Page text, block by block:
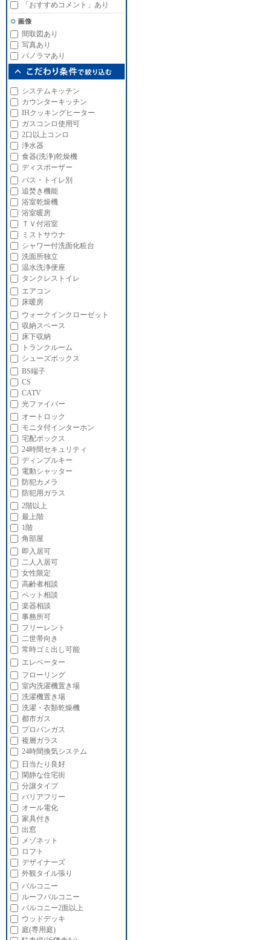
「おすすめコメント」あり
間取図あり
写真あり
パノラマあり
システムキッチン
カウンターキッチン
IHクッキングヒーター
ガスコンロ使用可
2口以上コンロ
浄水器
食器(洗浄)乾燥機
ディスポーザー
バス・トイレ別
追焚き機能
浴室乾燥機
浴室暖房
ＴＶ付浴室
ミストサウナ
シャワー付洗面化粧台
洗面所独立
温水洗浄便座
タンクレストイレ
エアコン
床暖房
ウォークインクローゼット
収納スペース
床下収納
トランクルーム
シューズボックス
BS端子
CS
CATV
光ファイバー
オートロック
モニタ付インターホン
宅配ボックス
24時間セキュリティ
ディンプルキー
電動シャッター
防犯カメラ
防犯用ガラス
2階以上
最上階
1階
角部屋
即入居可
二人入居可
女性限定
高齢者相談
ペット相談
楽器相談
事務所可
フリーレント
二世帯向き
常時ゴミ出し可能
エレベーター
フローリング
室内洗濯機置き場
洗濯機置き場
洗濯・衣類乾燥機
都市ガス
プロパンガス
複層ガラス
24時間換気システム
日当たり良好
閑静な住宅街
分譲タイプ
バリアフリー
オール電化
家具付き
出窓
メゾネット
ロフト
デザイナーズ
外観タイル張り
バルコニー
ルーフバルコニー
バルコニー2面以上
ウッドデッキ
庭(専用庭)